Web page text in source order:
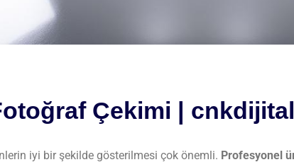
Çekimi |
iyi bir şekilde gösterilmesi çok önemli. Profesyonel